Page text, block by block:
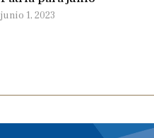
junio 1, 2023